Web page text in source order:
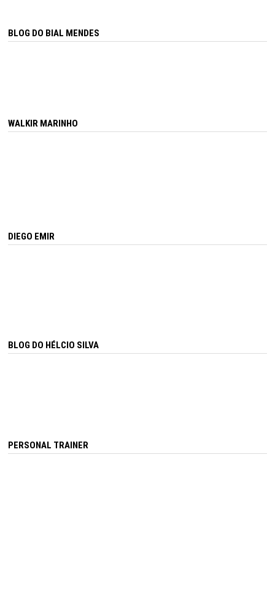
BLOG DO BIAL MENDES
WALKIR MARINHO
DIEGO EMIR
BLOG DO HÉLCIO SILVA
PERSONAL TRAINER